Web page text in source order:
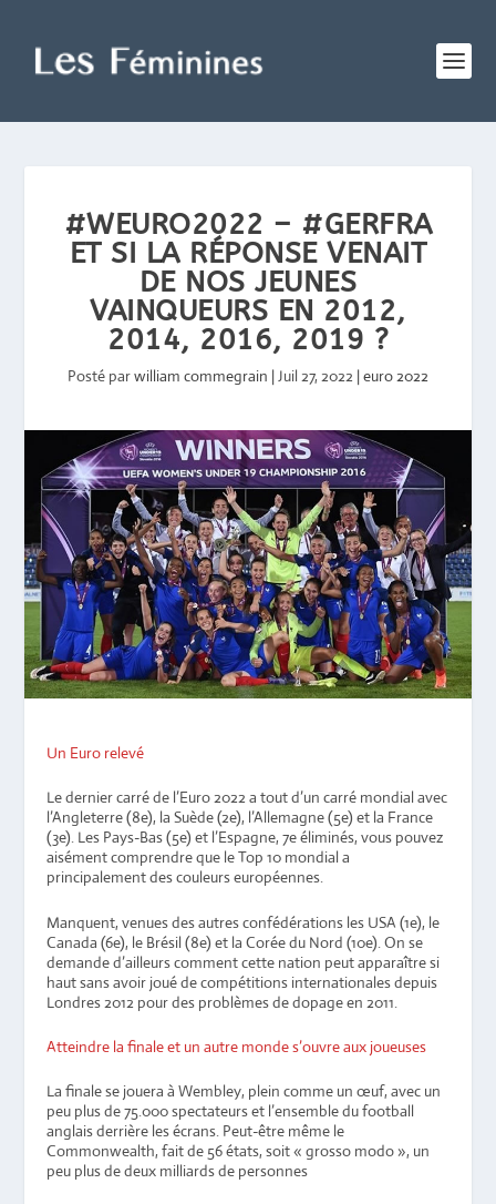
#WEURO2022 – #GERFRA
ET SI LA RÉPONSE VENAIT
DE NOS JEUNES
VAINQUEURS EN 2012,
2014, 2016, 2019 ?
Posté parwilliam commegrain |Juil 27, 2022 |euro 2022
Un Euro relevé
Le dernier carré de l’Euro 2022 a tout d’un carré mondial avec
l’Angleterre (8e), la Suède (2e), l’Allemagne (5e) et la France
(3e). Les Pays-Bas (5e) et l’Espagne, 7e éliminés, vous pouvez
aisément comprendre que le Top 10 mondial a
principalement des couleurs européennes.
Manquent, venues des autres confédérations les USA (1e), le
Canada (6e), le Brésil (8e) et la Corée du Nord (10e). On se
demande d’ailleurs comment cette nation peut apparaître si
haut sans avoir joué de compétitions internationales depuis
Londres 2012 pour des problèmes de dopage en 2011.
Atteindre la finale et un autre monde s’ouvre aux joueuses
La finale se jouera à Wembley, plein comme un œuf, avec un
peu plus de 75.000 spectateurs et l’ensemble du football
anglais derrière les écrans. Peut-être même le
Commonwealth, fait de 56 états, soit « grosso modo », un
peu plus de deux milliards de personnes